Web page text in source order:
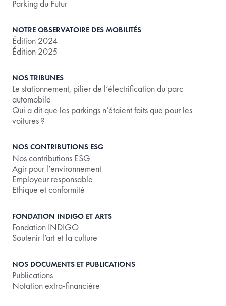
Parking du Futur
NOTRE OBSERVATOIRE DES MOBILITÉS
Édition 2024
Édition 2025
NOS TRIBUNES
Le stationnement, pilier de l’électrification du parc
automobile
Qui a dit que les parkings n’étaient faits que pour les
voitures ?
NOS CONTRIBUTIONS ESG
Nos contributions ESG
Agir pour l’environnement
Employeur responsable
Ethique et conformité
FONDATION INDIGO ET ARTS
Fondation INDIGO
Soutenir l’art et la culture
NOS DOCUMENTS ET PUBLICATIONS
Publications
Notation extra-financière